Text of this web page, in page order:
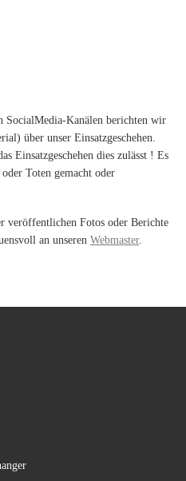
SocialMedia-Kanälen berichten wir
über unser Einsatzgeschehen.
Einsatzgeschehen dies zulässt ! Es
Toten gemacht oder
veröffentlichen Fotos oder Berichte
an unseren Webmaster.